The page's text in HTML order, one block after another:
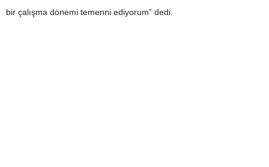
bir çalışma dönemi temenni ediyorum” dedi.